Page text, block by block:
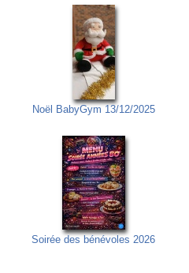
Noël BabyGym 13/12/2025
Soirée des bénévoles 2026